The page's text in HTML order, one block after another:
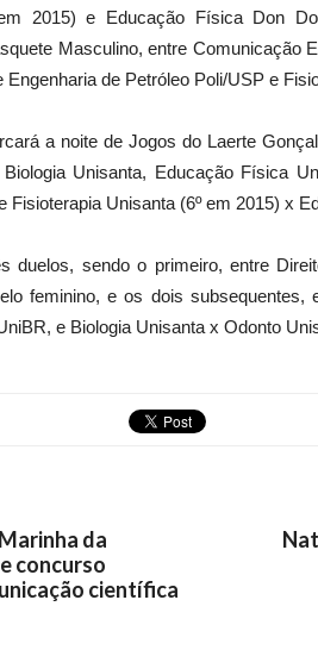
2015) e Educação Física Don
Masculino, entre Comunicação
de Petróleo Poli/USP e
a noite de Jogos do Laerte
Unisanta, Educação Física
Fisioterapia Unisanta (6º em 2015) x
duelos, sendo o primeiro, entre
feminino, e os dois
e Biologia Unisanta x Odonto
da
concurso
científica